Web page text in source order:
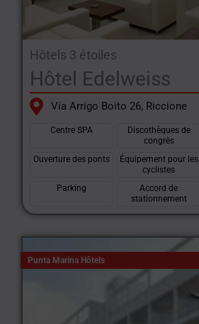
Hôtels 3 étoiles
Hôtel Edelweiss
Via Arrigo Boito 26, Riccione
Centre SPA
Discothèques de
congrès
Ouverture des ponts
Équipement pour les
cyclistes
Parking
Accord de
stationnement
Punta Marina Hôtels